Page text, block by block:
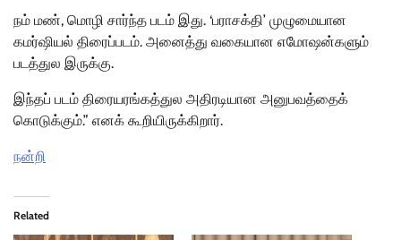
நம் மண், மொழி சார்ந்த படம் இது. ‘பராசக்தி’ முழுமையான
கமர்ஷியல் திரைப்படம். அனைத்து வகையான எமோஷன்களும்
படத்துல இருக்கு.
இந்தப் படம் திரையரங்கத்துல அதிரடியான அனுபவத்தைக்
கொடுக்கும்.” எனக் கூறியிருக்கிறார்.
நன்றி
Related